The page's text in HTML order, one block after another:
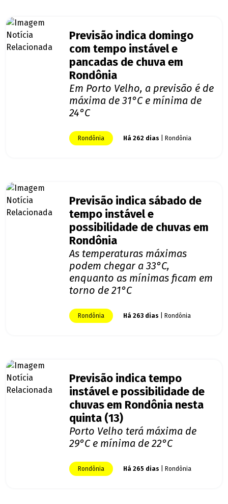
Previsão indica domingo
com tempo instável e
pancadas de chuva em
Rondônia
Em Porto Velho, a previsão é de
máxima de 31°C e mínima de
24°C
Rondônia Há 262 dias | Rondônia
Previsão indica sábado de
tempo instável e
possibilidade de chuvas em
Rondônia
As temperaturas máximas
podem chegar a 33°C,
enquanto as mínimas ficam em
torno de 21°C
Rondônia Há 263 dias | Rondônia
Previsão indica tempo
instável e possibilidade de
chuvas em Rondônia nesta
quinta (13)
Porto Velho terá máxima de
29°C e mínima de 22°C
Rondônia Há 265 dias | Rondônia